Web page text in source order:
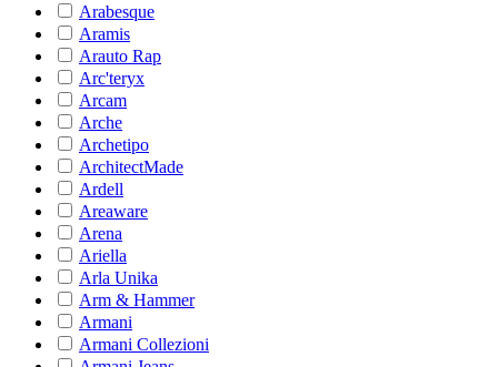
Arabesque
Aramis
Arauto Rap
Arc'teryx
Arcam
Arche
Archetipo
ArchitectMade
Ardell
Areaware
Arena
Ariella
Arla Unika
Arm & Hammer
Armani
Armani Collezioni